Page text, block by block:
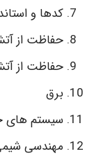
کدها و
حفاظت از
حفاظت از
برق
سیستم های
مهندسی